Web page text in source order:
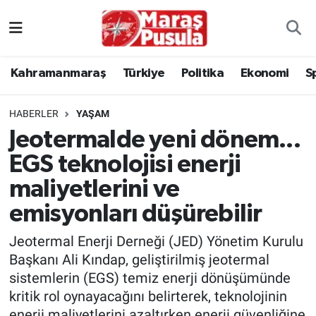
Kahramanmaraş Türkiye Politika Ekonomi
HABERLER YAŞAM
Jeotermalde yeni dönem...
EGS teknolojisi enerji
maliyetlerini ve
emisyonları düşürebilir
Jeotermal Enerji Derneği (JED) Yönetim Kurulu
Başkanı Ali Kındap, geliştirilmiş jeotermal
sistemlerin (EGS) temiz enerji dönüşümünde
kritik rol oynayacağını belirterek, teknolojinin
Politika
Ekonomi
Kültür Sanat
Sağlık
İstanbul Trafik Yoğunluk Haritası
Süper Lig Puan Durumu ve Fikstür
Tüm Manşetler
Son Dakika Haberleri
Haber Arşivi